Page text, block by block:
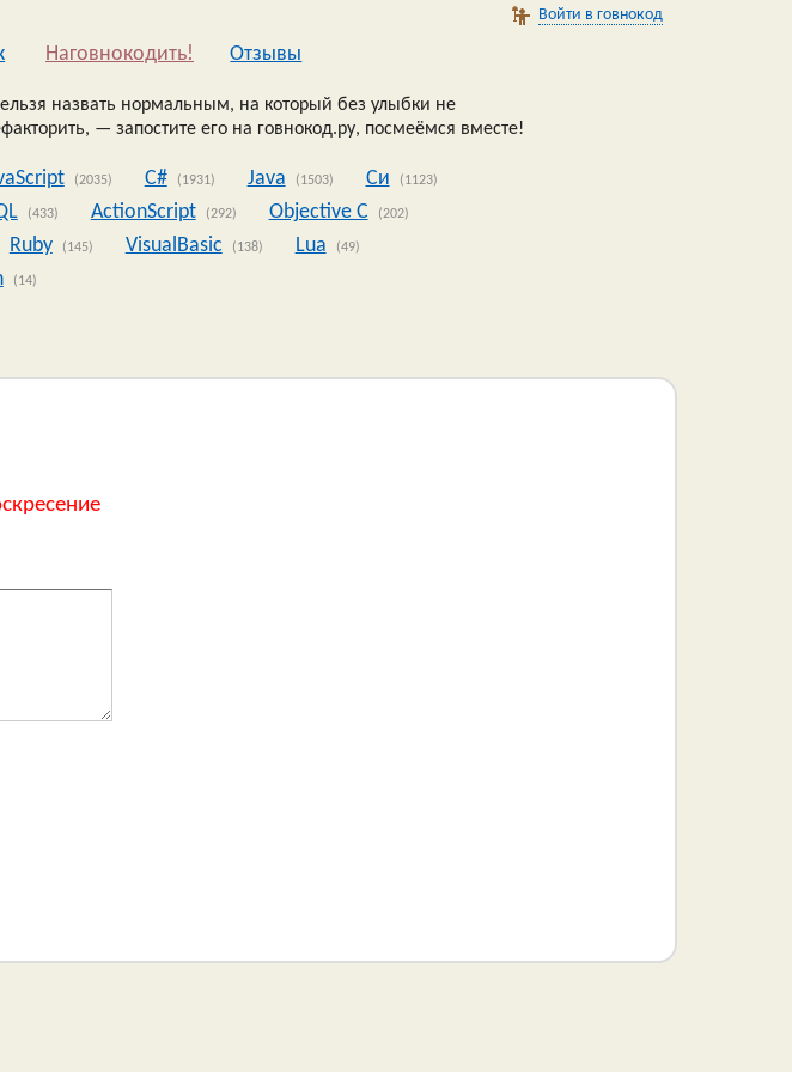
Войти в говнокод
Наговнокодить! Oтзывы
назвать нормальным, на который без улыбки не
— запостите его на говнокод.ру, посмеёмся вместе!
(2035) C# (1931) Java (1503) Си (1123)
(433) ActionScript (292) Objective C (202)
Ruby (145) VisualBasic (138) Lua (49)
(14)